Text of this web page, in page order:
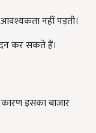
नहीं पड़ती।
कर सकते हैं।
इसका बाजार